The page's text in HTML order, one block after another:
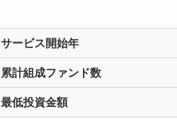
サービス開始年
累計組成ファンド数
最低投資金額